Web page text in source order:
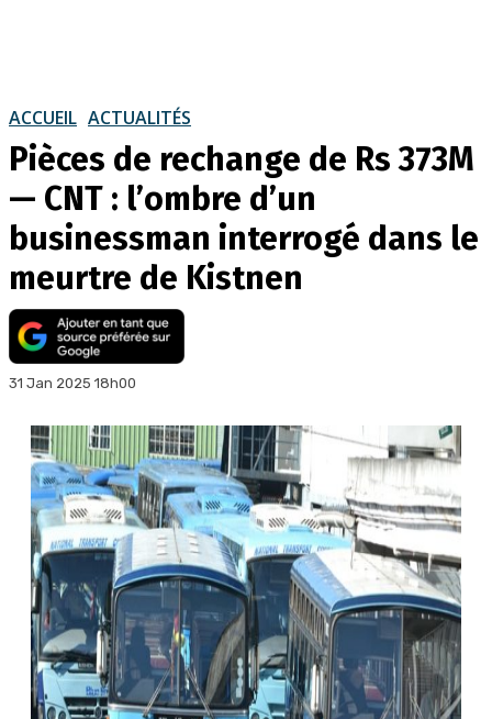
ACCUEIL ACTUALITÉS
Pièces de rechange de Rs 373M
— CNT : l’ombre d’un
businessman interrogé dans le
meurtre de Kistnen
31 Jan 2025 18h00